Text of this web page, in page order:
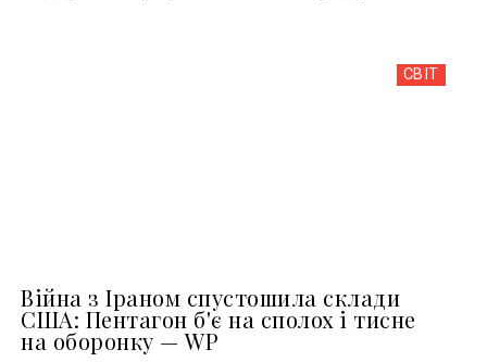
СВІТ
Війна з Іраном спустошила склади
США: Пентагон б'є на сполох і тисне
на оборонку — WP